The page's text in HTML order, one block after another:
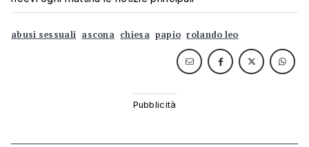
abusi sessuali ascona chiesa papio rolando leo